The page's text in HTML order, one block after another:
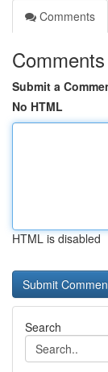
Comments
Comments
Submit a
No HTML
HTML is disabled
Search